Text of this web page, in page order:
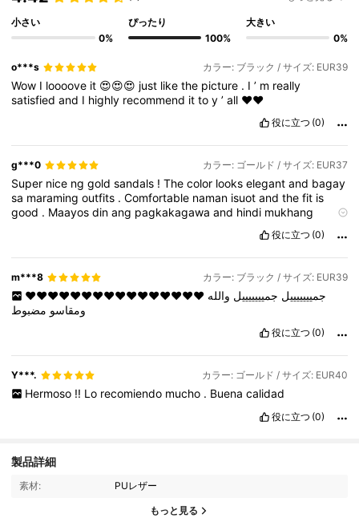
小さい
0%
ぴったり
100%
大きい
0%
o***s カラー: ブラック / サイズ: EUR39
Wow I loooove it 😍😍😍 just likethe picture . I’ m really
satisfiedand I highly recommend ittoy’all ❤️❤️
役に立つ (0)
g***0 カラー: ゴールド / サイズ: EUR37
Super nice nggoldsandals !Thecolor lookselegantand bagay
sa maramingoutfits .Comfortable naman isuotandthefit is
good . Maayosdinang pagkakagawaand hindi mukhang
mypurchase!
役に立つ (0)
m***8 カラー: ブラック / サイズ: EUR39
جميييييييل جميييييييل والله❤️❤️❤️❤️❤️❤️❤️❤️❤️❤️❤️❤️❤️❤️❤️❤️
ومقاسو مضبوط
役に立つ (0)
Y***. カラー: ゴールド / サイズ: EUR40
Hermoso !! Lo recomiendo mucho . Buena calidad
役に立つ (0)
製品詳細
素材: PUレザー
もっと見る